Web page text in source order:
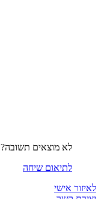
לא מוצאים תשובה?
לתיאום שיחה
לאיזור אישי